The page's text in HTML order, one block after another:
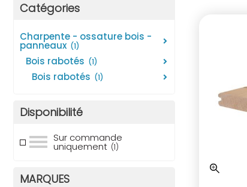
Catégories
charpente - ossature bois -
panneaux (1)
bois rabotés (1)
bois rabotés (1)
Disponibilité
Sur commande
uniquement (1)
MARQUES